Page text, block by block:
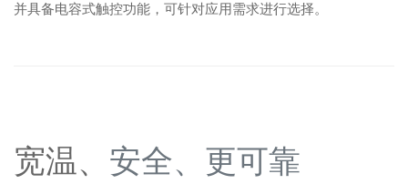
并具备电容式触控功能，可针对应用需求进行选择。
宽温、 安全、更可靠